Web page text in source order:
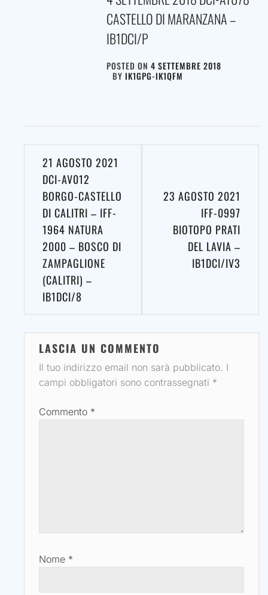
CASTELLO DI MARANZANA –
IB1DCI/P
POSTED ON 4 SETTEMBRE 2018
BY IK1GPG-IK1QFM
Navigazione
articoli
21 AGOSTO 2021
DCI-AV012
BORGO-CASTELLO
DI CALITRI – IFF-
1964 NATURA
2000 – BOSCO DI
ZAMPAGLIONE
(CALITRI) –
IB1DCI/8
23 AGOSTO 2021
IFF-0997
BIOTOPO PRATI
DEL LAVIA –
IB1DCI/IV3
LASCIA UN COMMENTO
Il tuo indirizzo email non sarà pubblicato. I
campi obbligatori sono contrassegnati *
Commento *
Nome *